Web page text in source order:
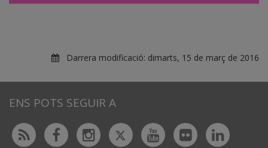
Darrera modificació: dimarts, 15 de març de 2016
ENS POTS SEGUIR A
Rss FacebookInstagram
TwitterYoutubeFlickr